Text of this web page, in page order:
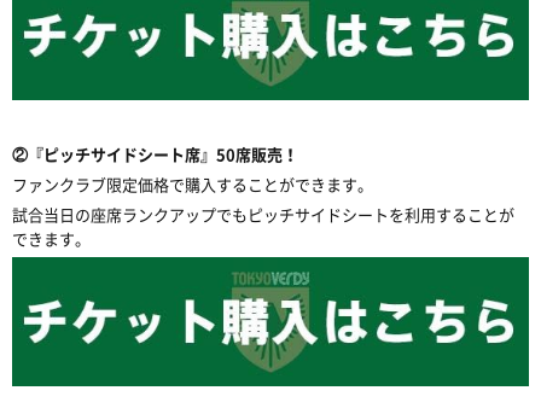
②『ピッチサイドシート席』50席販売！
ファンクラブ限定価格で購入することができます。
試合当日の座席ランクアップでもピッチサイドシートを利用することが
できます。